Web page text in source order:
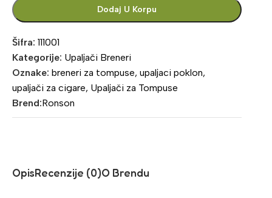
Dodaj U Korpu
Šifra: 111001
Kategorije: Upaljači Breneri
Oznake: breneri za tompuse, upaljaci poklon,
upaljači za cigare, Upaljači za Tompuse
Brend:Ronson
OpisRecenzije (0)O Brendu